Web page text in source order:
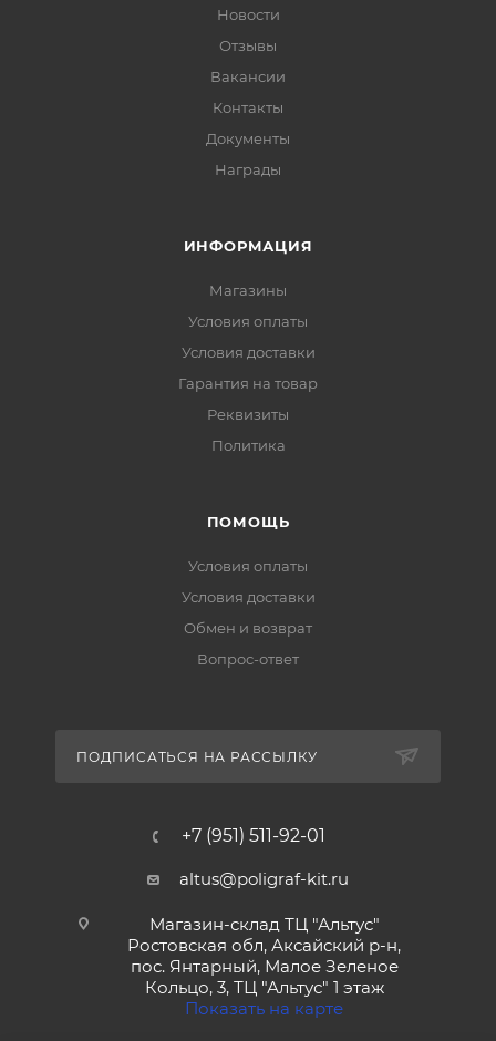
Новости
Отзывы
Вакансии
Контакты
Документы
Награды
ИНФОРМАЦИЯ
Магазины
Условия оплаты
Условия доставки
Гарантия на товар
Реквизиты
Политика
ПОМОЩЬ
Условия оплаты
Условия доставки
Обмен и возврат
Вопрос-ответ
ПОДПИСАТЬСЯ НА РАССЫЛКУ
+7 (951) 511-92-01
altus@poligraf-kit.ru
Магазин-склад ТЦ "Альтус"
Ростовская обл, Аксайский р-н,
пос. Янтарный, Малое Зеленое
Кольцо, 3, ТЦ "Альтус" 1 этаж
Показать на карте